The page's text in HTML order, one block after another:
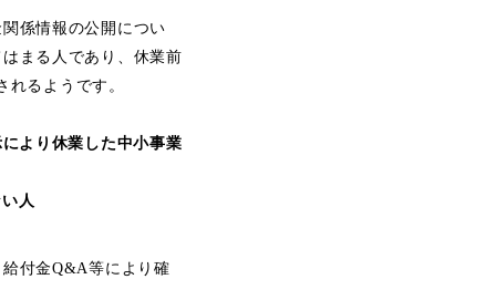
係情報の公開につい
まる人であり、休業前
るようです。
より休業した中小事業
人
付金Q&A等により確